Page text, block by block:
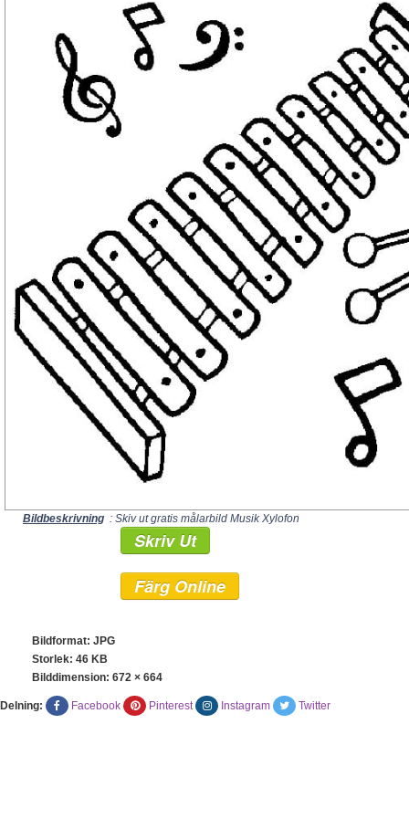
Bildbeskrivning : Skiv ut gratis målarbild Musik Xylofon
Skriv Ut
Färg Online
Bildformat: JPG
Storlek: 46 KB
Bilddimension: 672 × 664
Delning: Facebook Pinterest Instagram Twitter